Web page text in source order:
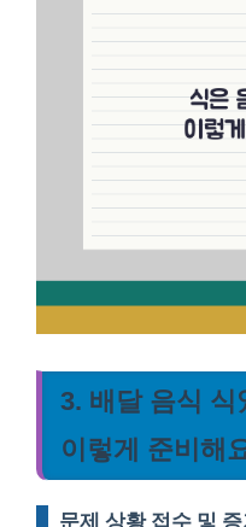
3. 배달 음식 식
이렇게 준비해
문제 상황 접수 및